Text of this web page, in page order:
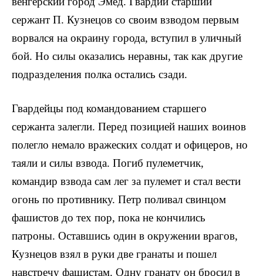
сержант П. Кузнецов со своим взводом первым
ворвался на окраину города, всту­пил в уличный
бой. Но силы оказались неравны, так как другие
подразделения полка остались сзади.
Гвардейцы под командованием старшего
сержанта залегли. Перед позицией наших воинов
полегло немало вражеских солдат и офицеров, но
таяли и силы взвода. Погиб пулеметчик,
командир взвода сам лег за пулемет и стал вести
огонь по противнику. Петр поливал свин­цом
фашистов до тех пор, пока не кончились
патроны. Оставшись один в окружении врагов,
Кузнецов взял в руки две гранаты и пошел
навстречу фашистам. Одну гранату он бросил в